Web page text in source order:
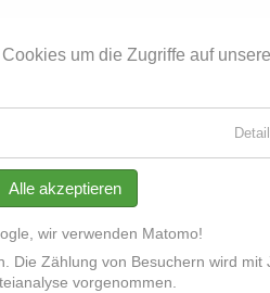
um die Zugriffe auf
Alle akzeptieren
wir verwenden Matomo!
. Die Zählung von Besuchern wird mit
e vorgenommen.